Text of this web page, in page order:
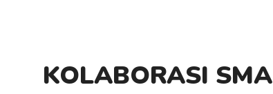
KOLABORASI